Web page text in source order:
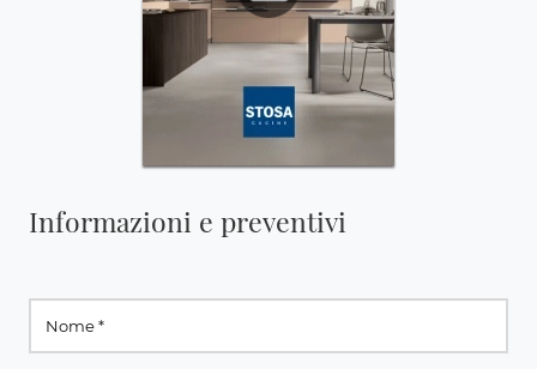
Informazioni e preventivi